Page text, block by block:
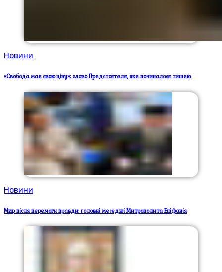
Новини
«Свобода має свою ціну»: слово Предстоятеля, яке починалося тишею
Новини
Мир після перемоги правди: головні меседжі Митрополита Епіфанія